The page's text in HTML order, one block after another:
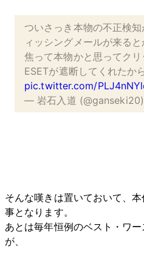
ついさっき本物の不正検
ィッシングメールが来る
焦って本物かと思ってク
ESETが遮断してくれたか
pic.twitter.com/
— 岩石入道 (@ganseki20)
そんな嘆きは置いておいて、
事となります。
あとは毎年恒例のベスト・ワ
が、